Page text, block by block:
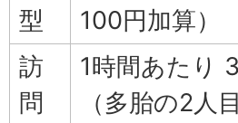
型
100円加算）
訪
問
1時間あたり
（多胎の2人